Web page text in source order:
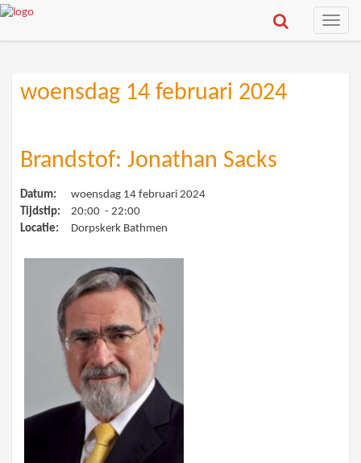
Toggle
woensdag 14 februari 2024
Brandstof: Jonathan Sacks
Datum:
woensdag 14 februari 2024
Tijdstip:
20:00 - 22:00
Locatie:
Dorpskerk Bathmen